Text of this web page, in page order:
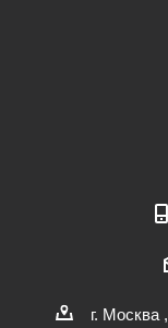
г. Москва